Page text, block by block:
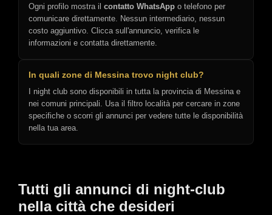
Ogni profilo mostra il contatto WhatsApp o telefono per
comunicare direttamente. Nessun intermediario, nessun
costo aggiuntivo. Clicca sull'annuncio, verifica le
informazioni e contatta direttamente.
In quali zone di Messina trovo night club?
I night club sono disponibili in tutta la provincia di Messina e
nei comuni principali. Usa il filtro località per cercare in zone
specifiche o scorri gli annunci per vedere tutte le disponibilità
nella tua area.
Tutti gli annunci di night-club
nella città che desideri